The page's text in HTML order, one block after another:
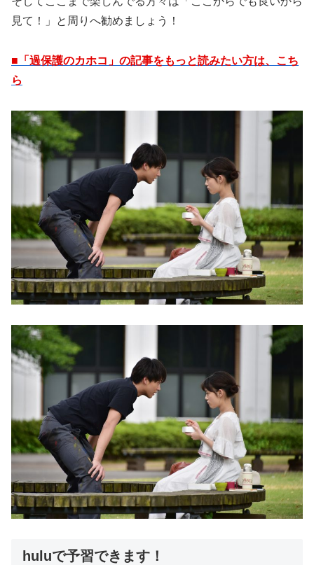
見て！」と周りへ勧めましょう！
■「過保護のカホコ」の記事をもっと読みたい方は、こち
ら
huluで予習できます！